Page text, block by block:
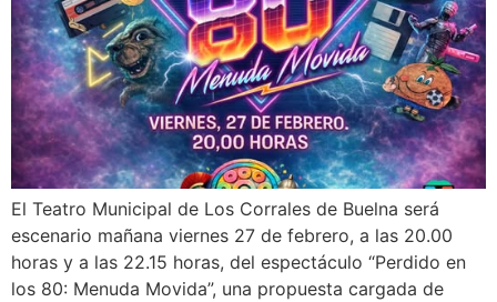
El Teatro Municipal de Los Corrales de Buelna será
escenario mañana viernes 27 de febrero, a las 20.00
horas y a las 22.15 horas, del espectáculo “Perdido en
los 80: Menuda Movida”, una propuesta cargada de